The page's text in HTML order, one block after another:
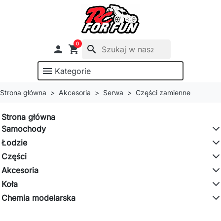
 shopping_cart
0
search
menu Kategorie
Strona główna Akcesoria Serwa Części zamienne
Strona główna
Samochody
Łodzie
Części
Akcesoria
Koła
Chemia modelarska